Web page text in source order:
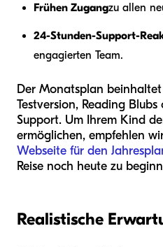
Frühen Zugangzu allen
24-Stunden-Support-
engagierten Team.
Der Monatsplan
Testversion, Reading
Support. Um Ihrem Kind
ermöglichen, empfehlen
Webseite für den
Reise noch heute zu
Realistische